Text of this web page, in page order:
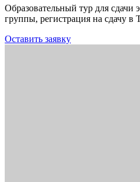
Образовательный тур для сдачи
группы, регистрация на сдачу в
Оставить заявку